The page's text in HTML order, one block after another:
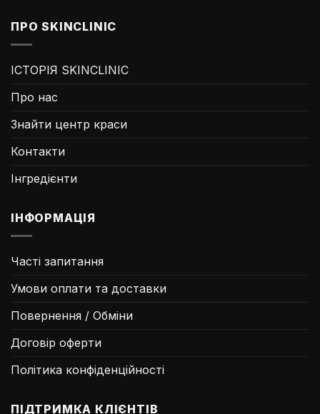
ПРО SKINCLINIC
ІСТОРІЯ SKINCLINIC
Про нас
Знайти центр краси
Контакти
Інгредієнти
ІНФОРМАЦІЯ
Часті запитання
Умови оплати та доставки
Повернення / Обміни
Договір оферти
Політика конфіденційності
ПІДТРИМКА КЛІЄНТІВ